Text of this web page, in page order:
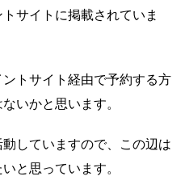
サイトに掲載されていま
トサイト経由で予約する方
いかと思います。
していますので、この辺は
と思っています。